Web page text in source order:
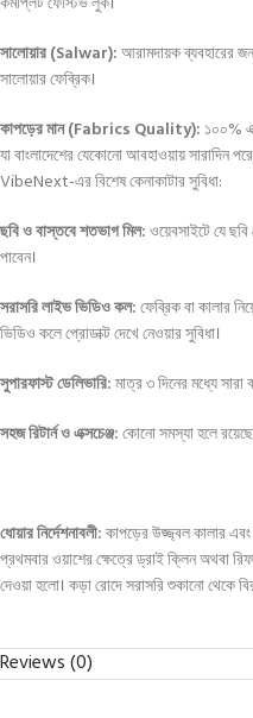
সালোয়ার (Salwar):আরামদায়ক ব্যবহারের
সালোয়ার ফেব্রিক।
কাপড়ের মান (Fabrics Quality): ১০০%
যা বাংলাদেশের যেকোনো আবহাওয়ায় সারাদিন
VibeNext-এর বিশেষ কেনাকাটার সুবিধা:
ছবি ও বাস্তবে শতভাগ মিল:ওয়েবসাইটে যে
পাবেন।
সরাসরি লাইভ ভিডিও কল:ফেব্রিক বা কালার
ভিডিও কলে প্রোডাক্ট দেখে নেওয়ার সুবিধা।
সুপারফাস্ট ডেলিভারি:মাত্র ৩ দিনের মধ্যে
সহজ রিটার্ন ও এক্সচেঞ্জ:কোনো সমস্যা হলে রয়েছে
ধোয়ার নির্দেশনাবলী:কাপড়ের উজ্জ্বল কালার
প্রথমবার ওয়াশের ক্ষেত্রে ড্রাই ক্লিন অথবা
দেওয়া হলো। কড়া রোদে সরাসরি শুকানো থেকে
Reviews (0)